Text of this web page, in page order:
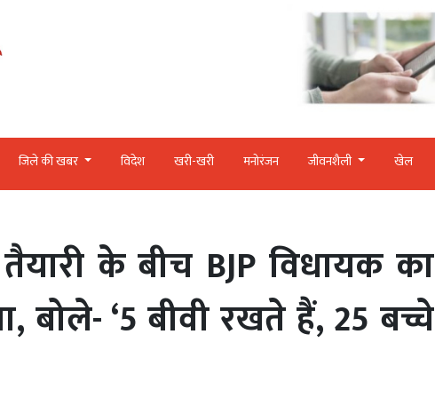
जिले की खबर विदेश खरी-खरी मनोरंजन जीवनशैली खेल
के बीच BJP विधायक का
बोले- ‘5 बीवी रखते हैं, 25 बच्चे